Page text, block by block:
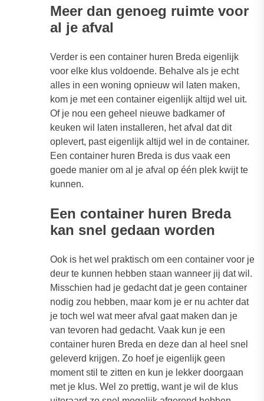
Meer dan genoeg ruimte voor
al je afval
Verder is een container huren Breda eigenlijk
voor elke klus voldoende. Behalve als je echt
alles in een woning opnieuw wil laten maken,
kom je met een container eigenlijk altijd wel uit.
Of je nou een geheel nieuwe badkamer of
keuken wil laten installeren, het afval dat dit
oplevert, past eigenlijk altijd wel in de container.
Een container huren Breda is dus vaak een
goede manier om al je afval op één plek kwijt te
kunnen.
Een container huren Breda
kan snel gedaan worden
Ook is het wel praktisch om een container voor je
deur te kunnen hebben staan wanneer jij dat wil.
Misschien had je gedacht dat je geen container
nodig zou hebben, maar kom je er nu achter dat
je toch wel wat meer afval gaat maken dan je
van tevoren had gedacht. Vaak kun je een
container huren Breda en deze dan al heel snel
geleverd krijgen. Zo hoef je eigenlijk geen
moment stil te zitten en kun je lekker doorgaan
met je klus. Wel zo prettig, want je wil de klus